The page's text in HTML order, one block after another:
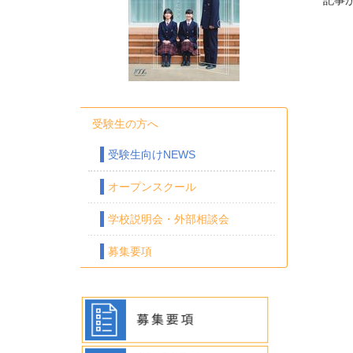
受験生の方へ
受験生向けNEWS
オープンスクール
学校説明会・外部相談会
募集要項